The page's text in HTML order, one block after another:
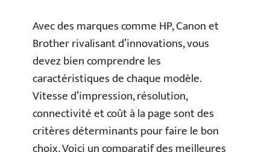
Avec des marques comme HP, Canon et
Brother rivalisant d’innovations, vous
devez bien comprendre les
caractéristiques de chaque modèle.
Vitesse d’impression, résolution,
connectivité et coût à la page sont des
critères déterminants pour faire le bon